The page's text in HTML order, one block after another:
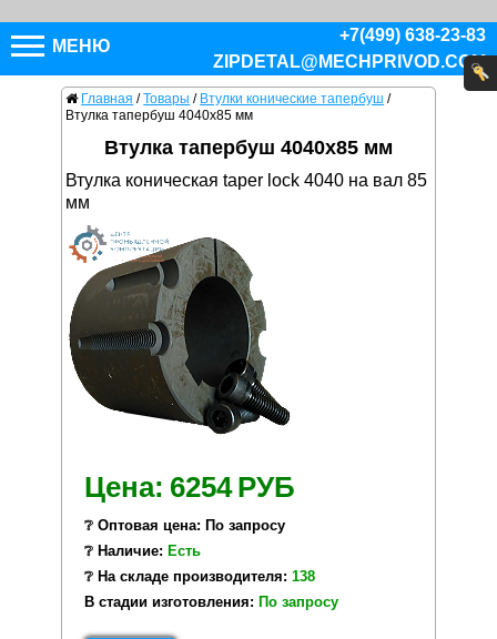
МЕНЮ
+7(499) 638-23-83
ZIPDETAL@MECHPRIVOD.COM
Главная / Товары / Втулки конические тапербуш /
Втулка тапербуш 4040x85 мм
Втулка тапербуш 4040x85 мм
Втулка коническая taper lock 4040 на вал 85
мм
Цена: 6254 РУБ
❔ Оптовая цена: По запросу
❔ Наличие: Есть
❔ На складе производителя: 138
В стадии изготовления: По запросу